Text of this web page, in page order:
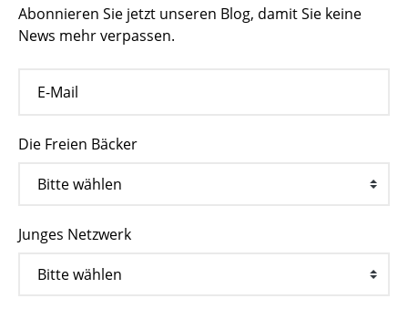
Abonnieren Sie jetzt unseren Blog, damit Sie keine
News mehr verpassen.
Die Freien Bäcker
Junges Netzwerk